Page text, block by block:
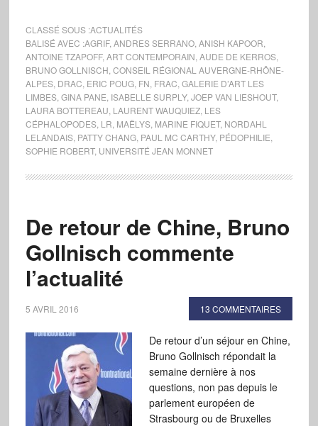
CLASSÉ SOUS :ACTUALITÉS
BALISÉ AVEC :AGRIF, ANDRES SERRANO, ANISH KAPOOR
ANTOINE TZAPOFF, ART CONTEMPORAIN AUDE DE KERROS,
BRUNO GOLLNISCH CONSEIL RÉGIONAL AUVERGNE-RHÔNE-
ALPES, DRAC ERIC POUG, FN FRAC GALERIE D’ART LES
LIMBES, GINA PANE ISABELLE SURPLY, JOEP VAN LIESHOUT,
LAURA BOTTEREAU LAURENT WAUQUIEZ, LES
CÉPHALOPODES, LR MAËLYS, MARINE FIQUET, NORDAHL
LELANDAIS, PATTY CHANG, PAUL MC CARTHY, PÉDOPHILIE
SOPHIE ROBERT, UNIVERSITÉ JEAN MONNET
De retour de Chine, Bruno
Gollnisch commente
l’actualité
5 AVRIL 2016 13 COMMENTAIRES
De retour d’un séjour en Chine,
Bruno Gollnisch répondait la
semaine dernière à nos
questions, non pas depuis le
parlement européen de
Strasbourg ou de Bruxelles